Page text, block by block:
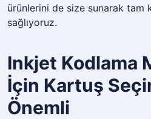
ürünlerini de size sunarak tam
sağlıyoruz.
Inkjet Kodlama
İçin Kartuş
Önemli